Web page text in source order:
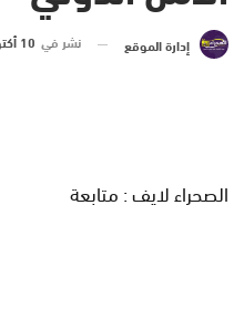
إدارة الموقع نشر في 10 أكتوبر 2018 الساعة 12 و 32 دقيقة
الصحراء لايف : متابعة